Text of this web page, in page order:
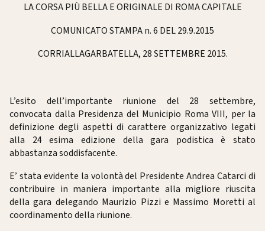
LA CORSA PIÙ BELLA E ORIGINALE DI ROMA CAPITALE
COMUNICATO STAMPA n. 6 DEL 29.9.2015
CORRIALLAGARBATELLA, 28 SETTEMBRE 2015.
L’esito dell’importante riunione del 28 settembre,
convocata dalla Presidenza del Municipio Roma VIII, per la
definizione degli aspetti di carattere organizzativo legati
alla 24 esima edizione della gara podistica è stato
abbastanza soddisfacente.
E’ stata evidente la volontà del Presidente Andrea Catarci di
contribuire in maniera importante alla migliore riuscita
della gara delegando Maurizio Pizzi e Massimo Moretti al
coordinamento della riunione.